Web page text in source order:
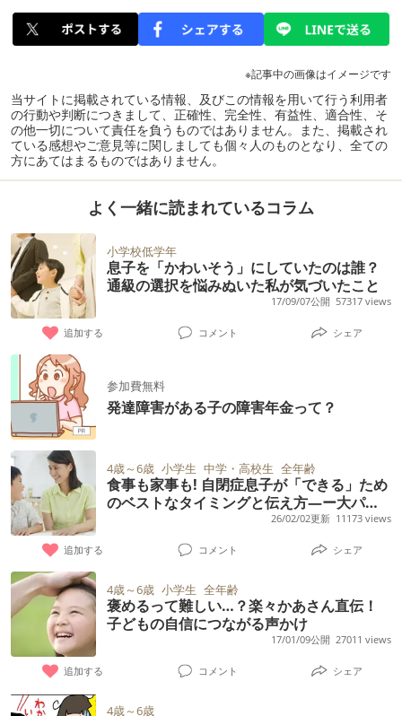
※記事中の画像はイメージです
当サイトに掲載されている情報、及びこの情報を用いて行う利用者
の行動や判断につきまして、正確性、完全性、有益性、適合性、そ
の他一切について責任を負うものではありません。また、掲載され
ている感想やご意見等に関しましても個々人のものとなり、全ての
方にあてはまるものではありません。
よく一緒に読まれているコラム
小学校低学年
息子を「かわいそう」にしていたのは誰？
通級の選択を悩みぬいた私が気づいたこと
17/09/07公開 57317 views
追加する コメント シェア
参加費無料
発達障害がある子の障害年金って？
4歳～6歳 小学生 中学・高校生 全年齢
食事も家事も! 自閉症息子が「できる」ため
のベストなタイミングと伝え方―ー大パニ
ックの経験から学んだわが家の方法
26/02/02更新 11173 views
追加する コメント シェア
4歳～6歳 小学生 全年齢
褒めるって難しい…？楽々かあさん直伝！
子どもの自信につながる声かけ
17/01/09公開 27011 views
追加する コメント シェア
4歳～6歳